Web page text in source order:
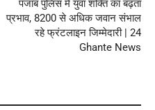
पंजाब पुलिस में युवा शक्ति का बढ़ता
प्रभाव, 8200 से अधिक जवान संभाल
रहे फ्रंटलाइन जिम्मेदारी | 24
Ghante News